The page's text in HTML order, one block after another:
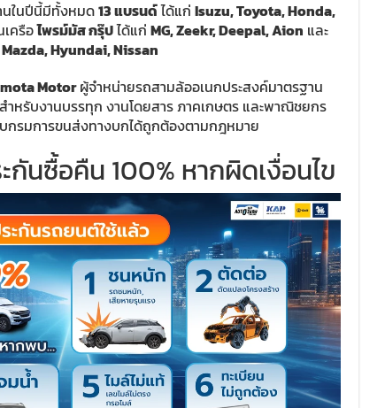
นในปีนี้มีทั้งหมด13 แบรนด์ได้แก่ Isuzu, Toyota, Honda,
เครือไพรม์มัส กรุ๊ปได้แก่ MG, Zeekr, Deepal, Aion และ
Mazda, Hyundai, Nissan
Motorผู้จำหน่ายรถสามล้ออเนกประสงค์มาตรฐาน
หรับงานบรรทุก งานโดยสาร ภาคเกษตร และพาณิชยกร
กรมการขนส่งทางบกได้ถูกต้องตามกฎหมาย
กันซื้อคืน 100% หากผิดเงื่อนไข